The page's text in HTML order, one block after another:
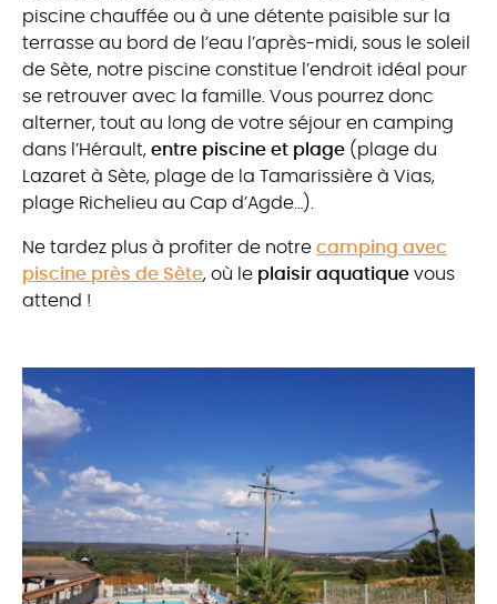
piscine chauffée ou à une détente paisible sur la
terrasse au bord de l’eau l’après-midi, sous le soleil
de Sète, notre piscine constitue l’endroit idéal pour
se retrouver avec la famille. Vous pourrez donc
alterner, tout au long de votre séjour en camping
dans l’Hérault, entre piscine et plage (plage du
Lazaret à Sète, plage de la Tamarissière à Vias,
plage Richelieu au Cap d’Agde…).
Ne tardez plus à profiter de notre camping avec
piscine près de Sète, où le plaisir aquatique vous
attend !